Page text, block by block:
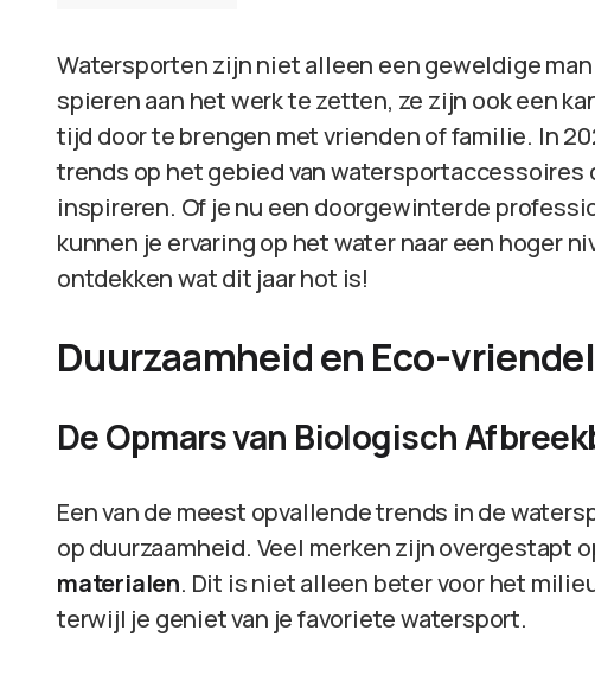
Watersporten zijn niet alleen een geweldige
spieren aan het werk te zetten, ze zijn ook een
tijd door te brengen met vrienden of familie. In
trends op het gebied van
inspireren. Of je nu een doorgewinterde
kunnen je ervaring op het water naar een hoger
ontdekken wat dit jaar hot is!
Duurzaamheid en Eco-
De Opmars van Biologisch
Een van de meest opvallende trends in de
op duurzaamheid. Veel merken zijn overgestapt
materialen. Dit is niet alleen beter voor het
terwijl je geniet van je favoriete watersport.